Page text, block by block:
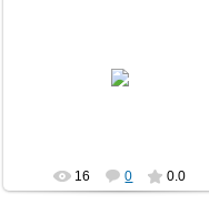
16 0 0.0